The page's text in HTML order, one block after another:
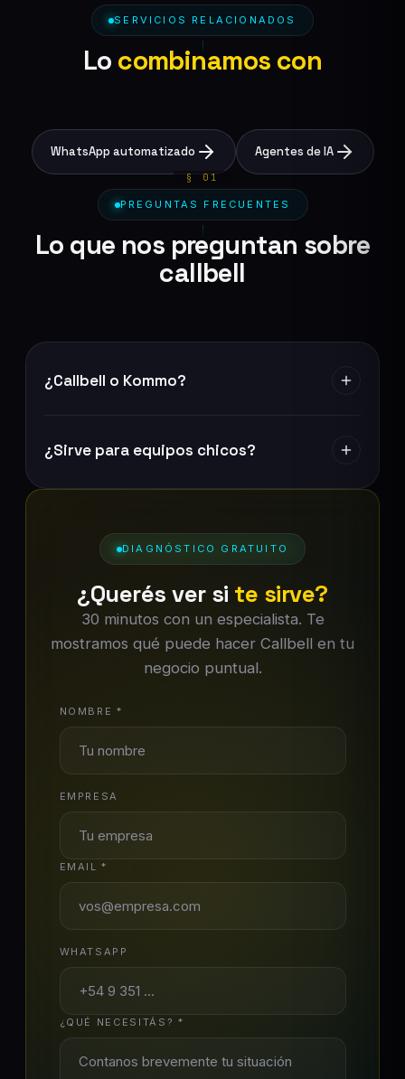
SERVICIOS RELACIONADOS
Lo combinamos con
WhatsApp automatizado Agentes de IA
PREGUNTAS FRECUENTES
Lo que nos preguntan sobre
callbell
¿Callbell o Kommo?
¿Sirve para equipos chicos?
DIAGNÓSTICO GRATUITO
¿Querés ver si te sirve?
30 minutos con un especialista. Te
mostramos qué puede hacer Callbell en tu
negocio puntual.
NOMBRE *
EMPRESA
EMAIL *
WHATSAPP
¿QUÉ NECESITÁS? *